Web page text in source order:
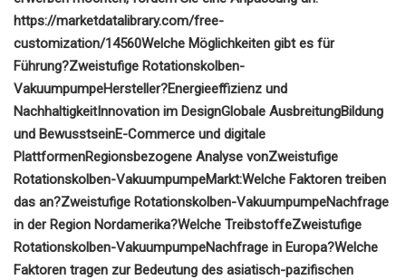
https://marketdatalibrary.com/free-
customization/14560Welche Möglichkeiten gibt es für
Führung?Zweistufige Rotationskolben-
VakuumpumpeHersteller?Energieeffizienz und
NachhaltigkeitInnovation im DesignGlobale AusbreitungBildung
und BewusstseinE-Commerce und digitale
PlattformenRegionsbezogene Analyse vonZweistufige
Rotationskolben-VakuumpumpeMarkt:Welche Faktoren treiben
das an?Zweistufige Rotationskolben-VakuumpumpeNachfrage
in der Region Nordamerika?Welche TreibstoffeZweistufige
Rotationskolben-VakuumpumpeNachfrage in Europa?Welche
Faktoren tragen zur Bedeutung des asiatisch-pazifischen